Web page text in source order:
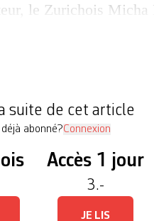
le Zurichois Micha
suite de cet article
abonné?Connexion
Accès 1 jour
3.-
JE LIS